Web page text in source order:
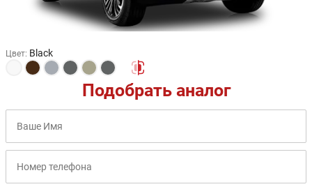
Цвет: Black
Подобрать аналог